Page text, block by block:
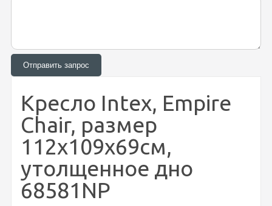
Кресло Intex, Empire
Chair, размер
112х109х69см,
утолщенное дно
68581NP